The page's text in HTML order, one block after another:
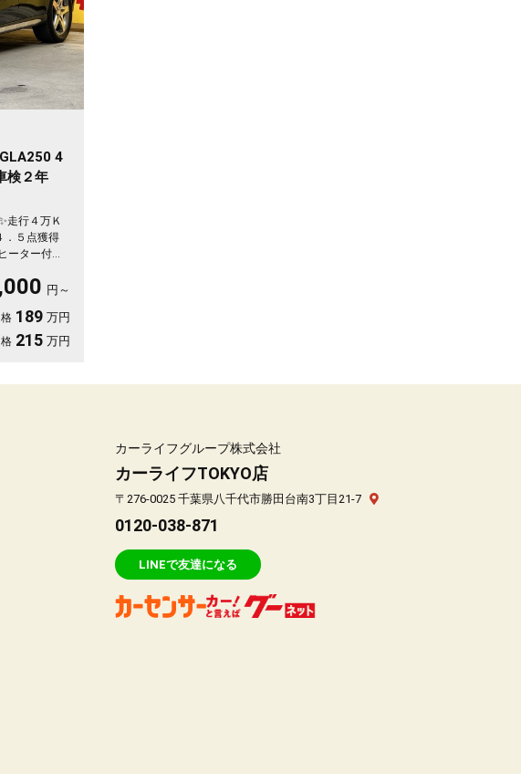
4
検２年
走行４万Ｋ
．５点獲得
ーター付🚨
チック機能
ンプ🔦純正
～✨
円～
189 万円
215 万円
カーライフグループ株式会社
カーライフTOKYO店
〒276-0025 千葉県八千代市勝田台南3丁目21-7
0120-038-871
LINEで友達になる